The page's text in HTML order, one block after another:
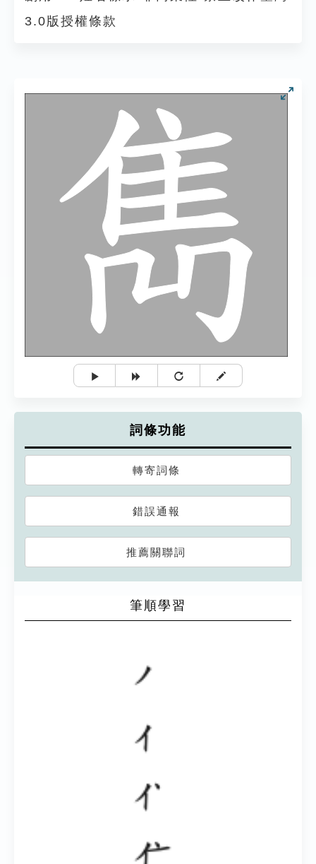
3.0版授權條款
詞條功能
轉寄詞條
錯誤通報
推薦關聯詞
筆順學習